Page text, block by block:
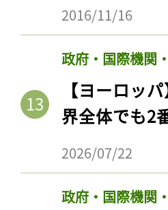
2016/11/16
政府・国際機関
【ヨーロッ
界全体でも2
2026/07/22
政府・国際機関